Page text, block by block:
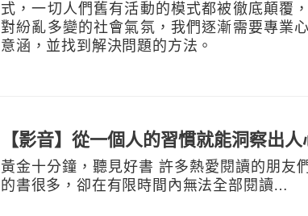
式，一切人們舊有活動的模式都被徹底顛覆
對紛亂多變的社會氣氛，我們逐漸需要專業
意涵，並找到解決問題的方法。
【影音】從一個人的習慣就能洞察出人
黃金十分鐘，聽見好書 許多熱愛閱讀的朋友
的書很多，卻在有限時間內無法全部閱讀…